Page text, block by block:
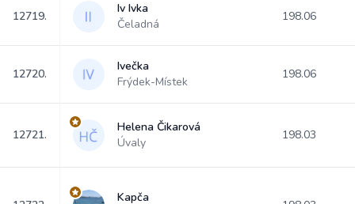
12719.
Iv Ivka
Čeladná
198.06
12720.
Ivečka
Frýdek-Místek
198.06
12721.
Helena Čikarová
Úvaly
198.03
Kapča